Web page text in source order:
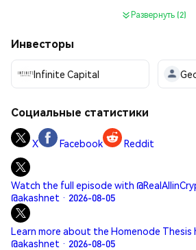
Развернуть (2)
Инвесторы
Infinite Capital
Социальные статистики
X Facebook Reddit
Watch the full episode with
@akashnet · 2026-08-05
Learn more about the Homenode
@akashnet · 2026-08-05